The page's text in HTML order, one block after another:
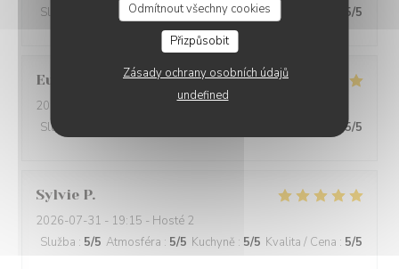
Odmítnout všechny cookies
Přizpůsobit
Zásady ochrany osobních údajů
undefined
Služba
Atmosféra: 5/5 Kuchyně: 5/5 Kvalita / Cena 5/5
Eurélia
2026-07-31
- 19:45 - Hosté 4
Služba
5/5
Sylvie P
2026-07-31 - 19:15 - Hosté 2
Služba : 5/5 Atmosféra : 5/5 Kuchyně : 5/5 Kvalita / Cena : 5/5